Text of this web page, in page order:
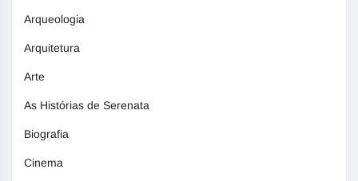
Arqueologia
Arquitetura
Arte
As Histórias de Serenata
Biografia
Cinema